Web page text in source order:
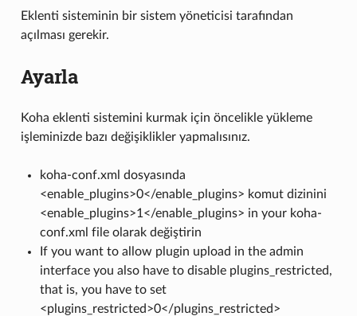
Eklenti sisteminin bir sistem yöneticisi tarafından
açılması gerekir.
Ayarla
Koha eklenti sistemini kurmak için öncelikle yükleme
işleminizde bazı değişiklikler yapmalısınız.
koha-conf.xml dosyasında
<enable_plugins>0</enable_plugins> komut dizinini
<enable_plugins>1</enable_plugins> in your koha-
conf.xml file olarak değiştirin
If you want to allow plugin upload in the admin
interface you also have to disable plugins_restricted,
that is, you have to set
<plugins_restricted>0</plugins_restricted>